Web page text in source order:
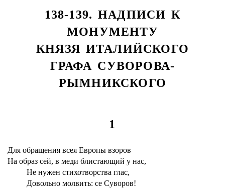
138-139. НАДПИСИ К
МОНУМЕНТУ
КНЯЗЯ ИТАЛИЙСКОГО
ГРАФА СУВОРОВА-
РЫМНИКСКОГО
1
Для обращения всея Европы взоров
На образ сей, в меди блистающий у нас,
Не нужен стихотворства глас,
Довольно молвить: се Суворов!